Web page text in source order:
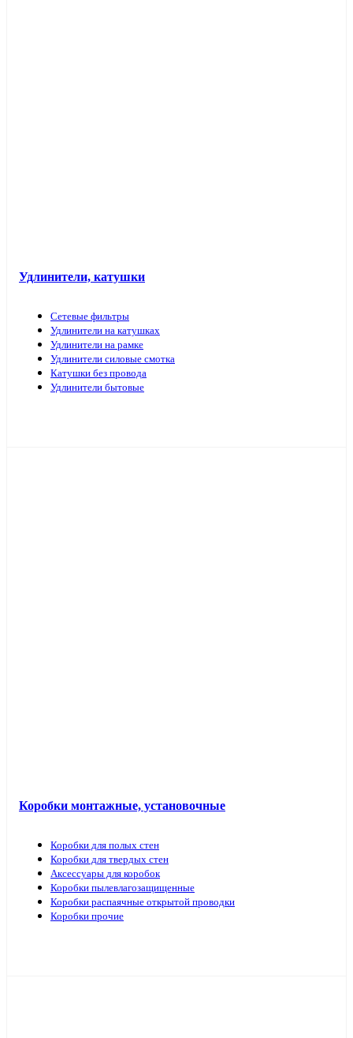
Удлинители, катушки
Сетевые фильтры
Удлинители на катушках
Удлинители на рамке
Удлинители силовые смотка
Катушки без провода
Удлинители бытовые
Коробки монтажные, установочные
Коробки для полых стен
Коробки для твердых стен
Аксессуары для коробок
Коробки пылевлагозащищенные
Коробки распаячные открытой проводки
Коробки прочие